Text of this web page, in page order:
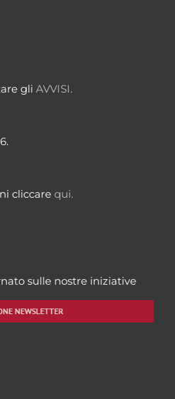
gli AVVISI.
cliccare qui.
sulle nostre iniziative
NEWSLETTER